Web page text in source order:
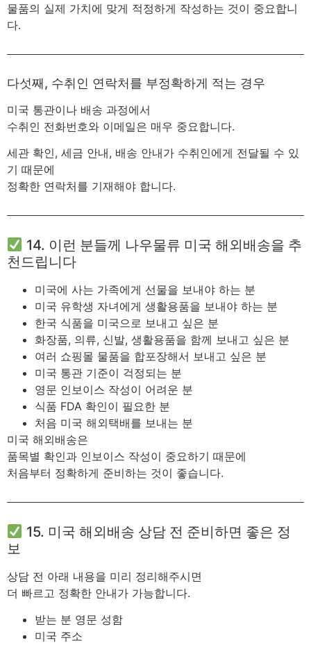
물품의 실제 가치에 맞게 적정하게 작성하는 것이 중요합니
다.
다섯째, 수취인 연락처를 부정확하게 적는 경우
미국 통관이나 배송 과정에서
수취인 전화번호와 이메일은 매우 중요합니다.
세관 확인, 세금 안내, 배송 안내가 수취인에게 전달될 수 있
기 때문에
정확한 연락처를 기재해야 합니다.
14. 이런 분들께 나우물류 미국 해외배송을 추
천드립니다
미국에 사는 가족에게 선물을 보내야 하는 분
미국 유학생 자녀에게 생활용품을 보내야 하는 분
한국 식품을 미국으로 보내고 싶은 분
화장품, 의류, 신발, 생활용품을 함께 보내고 싶은 분
여러 쇼핑몰 물품을 합포장해서 보내고 싶은 분
미국 통관 기준이 걱정되는 분
영문 인보이스 작성이 어려운 분
식품 FDA 확인이 필요한 분
처음 미국 해외택배를 보내는 분
미국 해외배송은
품목별 확인과 인보이스 작성이 중요하기 때문에
처음부터 정확하게 준비하는 것이 좋습니다.
15. 미국 해외배송 상담 전 준비하면 좋은 정
보
상담 전 아래 내용을 미리 정리해주시면
더 빠르고 정확한 안내가 가능합니다.
받는 분 영문 성함
미국 주소